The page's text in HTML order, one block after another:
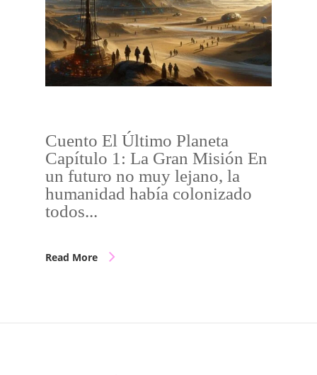
Cuento El Último Planeta
Capítulo 1: La Gran Misión En
un futuro no muy lejano, la
humanidad había colonizado
todos...
Read More